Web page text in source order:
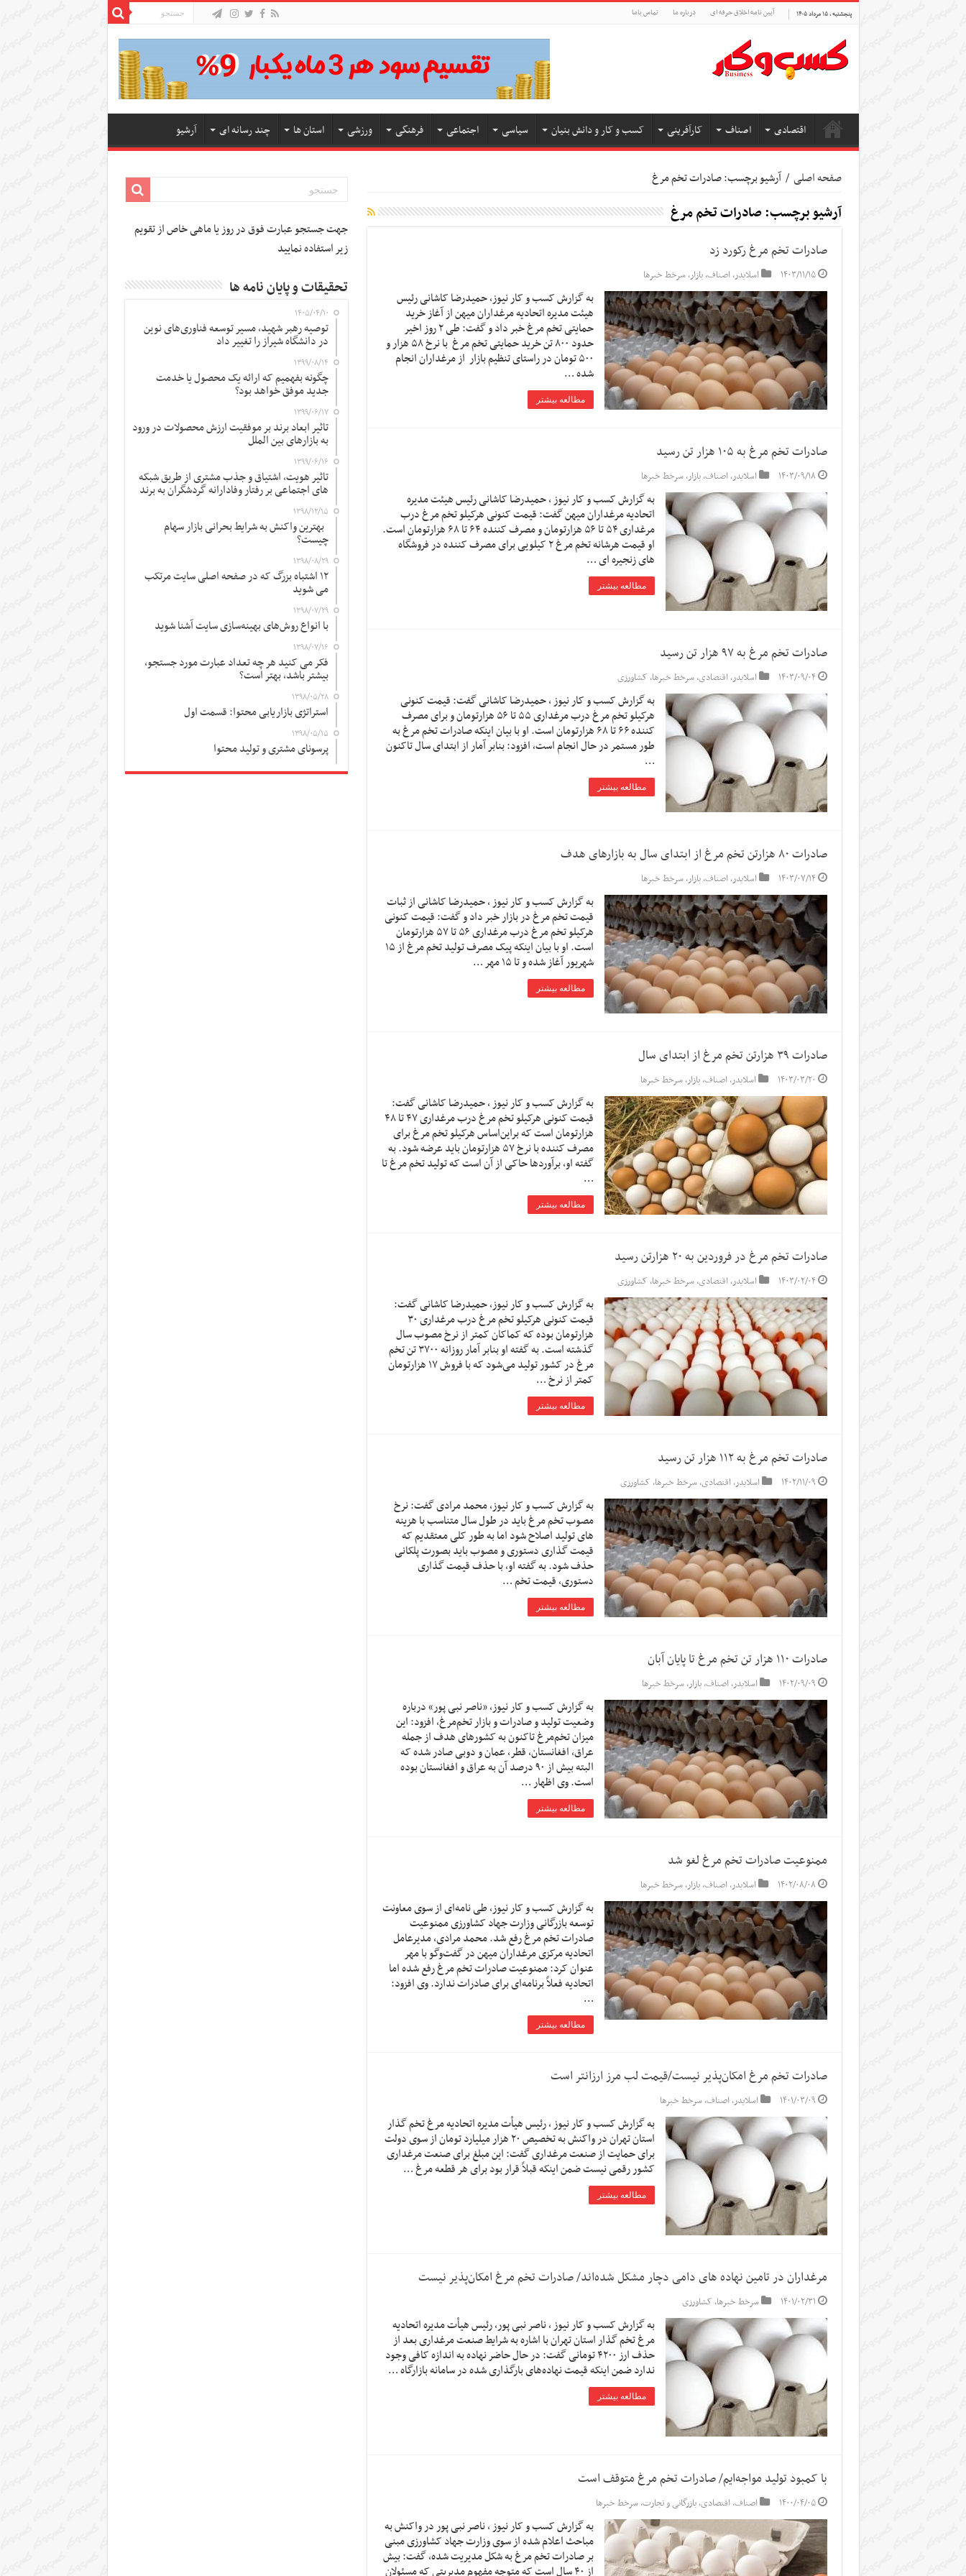
پنجشنبه , ۱۵ مرداد ۱۴۰۵ آیین نامه اخلاق حرفه ای درباره ما تماس باما
اقتصادی اصناف کارآفرینی کسب و کار و دانش بنیان سیاسی اجتماعی فرهنگی ورزشی استان ها چند رسانه ای آرشیو
صفحه اصلی / آرشیو برچسب: صادرات تخم مرغ
آرشیو برچسب:صادرات تخم مرغ
صادرات تخم مرغ رکورد زد
۱۴۰۳/۱۱/۱۵ اسلایدر,اصناف,بازار,سرخط خبرها
به گزارش کسب و کار نیوز، حمیدرضا کاشانی رئیس
هیئت مدیره اتحادیه مرغداران‌ میهن از آغاز خرید
حمایتی تخم مرغ خبر داد و گفت: طی ۲ روز اخیر
حدود ۸۰۰ تن خرید حمایتی تخم مرغ با نرخ ۵۸ هزار و
۵۰۰ تومان در راستای تنظیم بازار از مرغداران انجام
شده …
مطالعه بیشتر
صادرات تخم مرغ به ۱۰۵ هزار تن رسید
۱۴۰۳/۰۹/۱۸ اسلایدر,اصناف,بازار,سرخط خبرها
به گزارش کسب و کار نیوز ، حمیدرضا کاشانی رئیس هیئت مدیره
اتحادیه مرغداران میهن گفت: قیمت کنونی هرکیلو تخم مرغ درب
مرغداری ۵۴ تا ۵۶ هزارتومان و مصرف کننده ۶۴ تا ۶۸ هزارتومان است.
او قیمت هرشانه تخم مرغ ۲ کیلویی برای مصرف کننده در فروشگاه
های زنجیره ای …
مطالعه بیشتر
صادرات تخم مرغ به ۹۷ هزار تن رسید
۱۴۰۳/۰۹/۰۴ اسلایدر,اقتصادی,سرخط خبرها, کشاورزی
به گزارش کسب و کار نیوز ، حمیدرضا کاشانی گفت: قیمت کنونی
هرکیلو تخم مرغ درب مرغداری ۵۵ تا ۵۶ هزارتومان و برای مصرف
کننده ۶۶ تا ۶۸ هزارتومان است. او با بیان اینکه صادرات تخم مرغ به
طور مستمر در حال انجام است، افزود: بنابر آمار از ابتدای سال تاکنون
…
مطالعه بیشتر
صادرات ۸۰ هزارتن تخم مرغ از ابتدای سال به بازار‌های هدف
۱۴۰۳/۰۷/۱۴ اسلایدر,اصناف,بازار,سرخط خبرها
به گزارش کسب و کار نیوز ، حمیدرضا کاشانی از ثبات
قیمت تخم مرغ در بازار خبر داد و گفت: قیمت کنونی
هرکیلو تخم مرغ درب مرغداری ۵۶ تا ۵۷ هزارتومان
است. او با بیان اینکه پیک مصرف تولید تخم مرغ از ۱۵
شهریور آغاز شده و تا ۱۵ مهر …
مطالعه بیشتر
صادرات ۳۹ هزارتن تخم مرغ از ابتدای سال
۱۴۰۳/۰۳/۲۰ اسلایدر,اصناف,بازار,سرخط خبرها
به گزارش کسب و کار نیوز ، حمیدرضا کاشانی گفت:
قیمت کنونی هرکیلو تخم مرغ درب مرغداری ۴۷ تا ۴۸
هزارتومان است که براین‌اساس هرکیلو تخم مرغ برای
مصرف کننده با نرخ ۵۷ هزارتومان باید عرضه شود. به
گفته او، برآوردها حاکی از آن است که تولید تخم مرغ تا
…
مطالعه بیشتر
صادرات تخم مرغ در فروردین به ۲۰ هزارتن رسید
۱۴۰۳/۰۲/۰۴ اسلایدر,اقتصادی,سرخط خبرها, کشاورزی
به گزارش کسب و کار نیوز، حمیدرضا کاشانی گفت:
قیمت کنونی هرکیلو تخم مرغ درب مرغداری ۳۰
هزارتومان بوده که کماکان کمتر از نرخ مصوب سال
گذشته است. به گفته او بنابر آمار روزانه ۳۷۰۰ تن تخم
مرغ در کشور تولید می‌شود که با فروش ۱۷ هزارتومان
کمتر از نرخ …
مطالعه بیشتر
صادرات تخم مرغ به ۱۱۲ هزار تن رسید
۱۴۰۲/۱۱/۰۹ اسلایدر,اقتصادی,سرخط خبرها, کشاورزی
به گزارش کسب و کار نیوز، محمد مرادی گفت: نرخ
مصوب تخم مرغ باید در طول سال متناسب با هزینه
های تولید اصلاح شود اما به طور کلی معتقدیم که
قیمت گذاری دستوری و مصوب باید بصورت پلکانی
حذف شود. به گفته او، با حذف قیمت گذاری
دستوری، قیمت تخم …
مطالعه بیشتر
صادرات ۱۱۰ هزار تن تخم مرغ تا پایان آبان
۱۴۰۲/۰۹/۰۹ اسلایدر,اصناف,بازار,سرخط خبرها
به گزارش کسب و کار نیوز، «ناصر نبی‌ پور» درباره
وضعیت تولید و صادرات و بازار تخم‌مرغ، افزود: این
میزان تخم‌مرغ تاکنون به کشورهای هدف از جمله
عراق، افغانستان، قطر، عمان و دوبی صادر شده که
البته بیش از ۹۰ درصد آن به عراق و افغانستان بوده
است. وی اظهار …
مطالعه بیشتر
ممنوعیت صادرات تخم مرغ لغو شد
۱۴۰۲/۰۸/۰۸ اسلایدر,اصناف,بازار,سرخط خبرها
به گزارش کسب و کار نیوز، طی نامه‌ای از سوی معاونت
توسعه بازرگانی وزارت جهاد کشاورزی ممنوعیت
صادرات تخم مرغ رفع شد. محمد مرادی، مدیرعامل
اتحادیه مرکزی مرغداران میهن در گفت‌وگو با مهر
عنوان کرد: ممنوعیت صادرات تخم مرغ رفع شده اما
اتحادیه فعلاً برنامه‌ای برای صادرات ندارد. وی افزود:
…
مطالعه بیشتر
صادرات تخم مرغ امکان‌پذیر نیست/قیمت لب مرز ارزانتر است
۱۴۰۱/۰۳/۰۹ اسلایدر,اصناف,سرخط خبرها
به گزارش کسب و کار نیوز ، رئیس هیأت مدیره اتحادیه مرغ تخم گذار
استان تهران در واکنش به تخصیص ٢٠ هزار میلیارد تومان از سوی دولت
برای حمایت از صنعت مرغداری گفت: این مبلغ برای صنعت مرغداری
کشور رقمی نیست ضمن اینکه قبلاً قرار بود برای هر قطعه مرغ …
مطالعه بیشتر
مرغداران در تامین نهاده های دامی دچار مشکل شده‌اند/ صادرات تخم مرغ امکان‌پذیر نیست
۱۴۰۱/۰۲/۳۱ سرخط خبرها, کشاورزی
به گزارش کسب و کار نیوز ، ناصر نبی پور، رئیس هیأت مدیره اتحادیه
مرغ تخم گذار استان تهران با اشاره به شرایط صنعت مرغداری بعد از
حذف ارز ۴۲۰۰ تومانی گفت: در حال حاضر نهاده به اندازه کافی وجود
ندارد ضمن اینکه قیمت نهاده‌های بارگذاری شده در سامانه بازارگاه …
مطالعه بیشتر
با کمبود تولید مواجه‌ایم/ صادرات تخم مرغ متوقف است
۱۴۰۰/۰۴/۰۵ اصناف,اقتصادی,بازرگانی و تجارت,سرخط خبرها
به گزارش کسب و کار نیوز ، ناصر نبی پور در واکنش به
مباحث اعلام شده از سوی وزارت جهاد کشاورزی مبنی
بر صادرات تخم مرغ به شکل مدیریت شده، گفت: بیش
از ۴٠ سال است که متوجه مفهوم مدیریتی که مسئولان
جهت جستجو عبارت فوق در روز یا ماهی خاص از تقویم
زیر استفاده نمایید
تحقیقات و پایان نامه ها
۱۴۰۵/۰۴/۱۰
توصیه رهبر شهید، مسیر توسعه فناوری‌های نوین
در دانشگاه شیراز را تغییر داد
۱۳۹۹/۰۸/۱۴
چگونه بفهمیم که ارائه یک محصول یا خدمت
جدید موفق خواهد بود؟
۱۳۹۹/۰۶/۱۷
تاثیر ابعاد برند بر موفقیت ارزش محصولات در ورود
به بازارهای بین الملل
۱۳۹۹/۰۶/۱۶
تاثیر هویت، اشتیاق و جذب مشتری از طریق شبکه
های اجتماعی بر رفتار وفادارانه گردشگران به برند
۱۳۹۸/۱۲/۱۵
بهترین واکنش به شرایط بحرانی بازار سهام
چیست؟
۱۳۹۸/۰۸/۲۹
۱۲ اشتباه بزرگ که در صفحه اصلی سایت مرتکب
می شوید
۱۳۹۸/۰۷/۲۹
با انواع روش‌های بهینه‌سازی سایت آشنا شوید
۱۳۹۸/۰۷/۱۶
فکر می کنید هر چه تعداد عبارت مورد جستجو،
بیشتر باشد، بهتر است؟
۱۳۹۸/۰۵/۲۸
استراتژی بازاریابی محتوا: قسمت اول
۱۳۹۸/۰۵/۱۵
پرسونای مشتری و تولید محتوا